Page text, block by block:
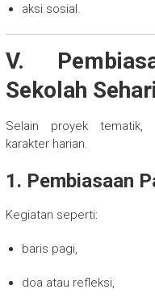
aksi sosial.
V.
Sekolah
Selain proyek tematik,
karakter harian.
1. Pembiasaan
Kegiatan seperti:
baris pagi,
doa atau refleksi,